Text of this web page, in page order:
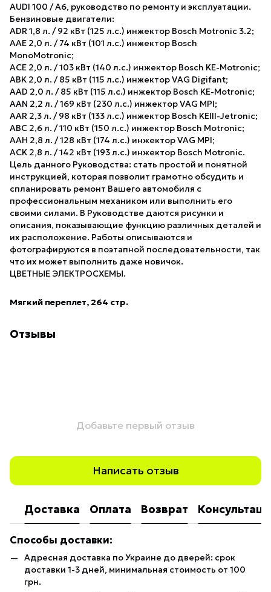
AUDI 100 / A6, руководство по ремонту и эксплуатации.
Бензиновые двигатели:
ADR 1,8 л. / 92 кВт (125 л.с.) инжектор Bosch Motronic 3.2;
AAE 2,0 л. / 74 кВт (101 л.с.) инжектор Bosch
MonoMotronic;
ACE 2,0 л. / 103 кВт (140 л.с.) инжектор Bosch KE-Motronic;
ABK 2,0 л. / 85 кВт (115 л.с.) инжектор VAG Digifant;
AAD 2,0 л. / 85 кВт (115 л.с.) инжектор Bosch KE-Motronic;
AAN 2,2 л. / 169 кВт (230 л.с.) инжектор VAG MPI;
AAR 2,3 л. / 98 кВт (133 л.с.) инжектор Bosch KEIII-Jetronic;
ABC 2,6 л. / 110 кВт (150 л.с.) инжектор Bosch Motronic;
AAH 2,8 л. / 128 кВт (174 л.с.) инжектор VAG MPI;
ACK 2,8 л. / 142 кВт (193 л.с.) инжектор Bosch Motronic.
Цель данного Руководства: стать простой и понятной
инструкцией, которая позволит грамотно обсудить и
спланировать ремонт Вашего автомобиля с
профессиональным механиком или выполнить его
своими силами. В Руководстве даются рисунки и
описания, показывающие функцию различных деталей и
их расположение. Работы описываются и
фотографируются в поэтапной последовательности, так
что их может выполнить даже новичок.
ЦВЕТНЫЕ ЭЛЕКТРОСХЕМЫ.
Мягкий переплет, 264 стр.
Отзывы
Добавьте первый отзыв
Написать отзыв
Доставка Оплата Возврат
Способы доставки:
Адресная доставка по Украине до дверей: срок
доставки 1-3 дней, минимальная стоимость от 100
грн.